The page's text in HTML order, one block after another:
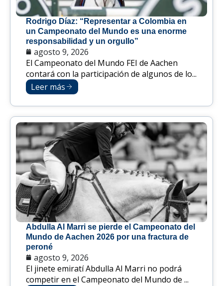
Rodrigo Díaz: “Representar a Colombia en
un Campeonato del Mundo es una enorme
responsabilidad y un orgullo”
agosto 9, 2026
El Campeonato del Mundo FEI de Aachen
contará con la participación de algunos de lo...
Leer más
Abdulla Al Marri se pierde el Campeonato del
Mundo de Aachen 2026 por una fractura de
peroné
agosto 9, 2026
El jinete emiratí Abdulla Al Marri no podrá
competir en el Campeonato del Mundo de ...